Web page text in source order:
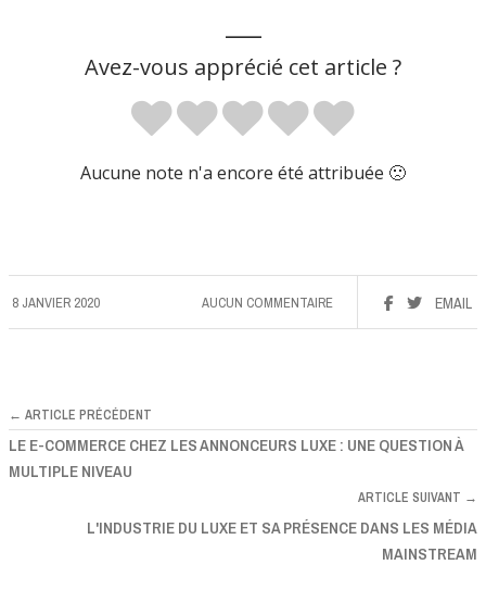
Avez-vous apprécié cet article ?
Aucune note n'a encore été attribuée 🙁
8 JANVIER 2020 EMAIL
AUCUN COMMENTAIRE
← ARTICLE PRÉCÉDENT
LE E-COMMERCE CHEZ LES ANNONCEURS LUXE : UNE QUESTION À
MULTIPLE NIVEAU
ARTICLE SUIVANT →
L'INDUSTRIE DU LUXE ET SA PRÉSENCE DANS LES MÉDIA
MAINSTREAM